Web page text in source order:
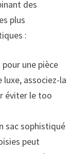
des
plus
:
une pièce
associez-la
éviter le too
sac sophistiqué
peut